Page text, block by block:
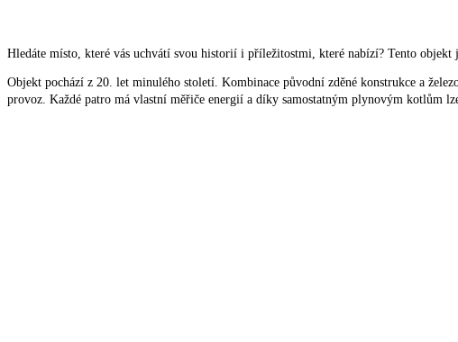
Hledáte místo, které vás uchvátí svou historií i příležitostmi, které nabízí? Tento
Objekt pochází z 20. let minulého století. Kombinace původní zděné konstrukce a
provoz. Každé patro má vlastní měřiče energií a díky samostatným plynovým kotlům